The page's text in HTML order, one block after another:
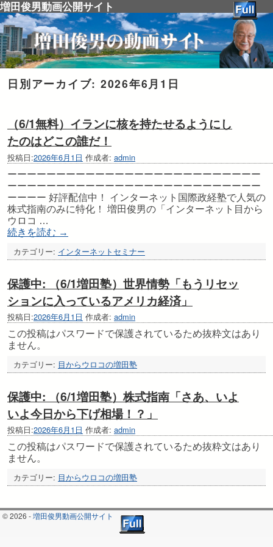
増田俊男動画公開サイト
日別アーカイブ: 2026年6月1日
（6/1無料）イランに核を持たせるようにし
たのはどこの誰だ！
投稿日:2026年6月1日 作成者: admin
ーーーーーーーーーーーーーーーーーーーーーーーーーー
ーーーーーーーーーーーーーーーーーーーーーーーーーー
ーーーー 好評配信中！ インターネット国際政経塾で人気の
株式指南のみに特化！ 増田俊男の「インターネット目から
ウロコ …
続きを読む →
カテゴリー: インターネットセミナー
保護中: （6/1増田塾）世界情勢「もうリセッ
ションに入っているアメリカ経済」
投稿日:2026年6月1日 作成者: admin
この投稿はパスワードで保護されているため抜粋文はあり
ません。
カテゴリー: 目からウロコの増田塾
保護中: （6/1増田塾）株式指南「さあ、いよ
いよ今日から下げ相場！？」
投稿日:2026年6月1日 作成者: admin
この投稿はパスワードで保護されているため抜粋文はあり
ません。
カテゴリー: 目からウロコの増田塾
© 2026 -増田俊男動画公開サイト